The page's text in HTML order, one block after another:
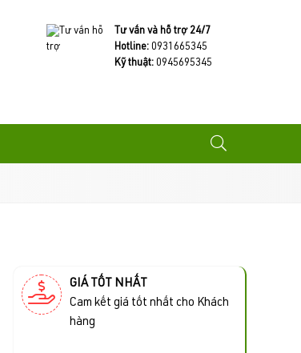
Tư vấn và hỗ trợ 24/7
Hotline:0931665345
Kỹ thuật: 0945695345
GIÁ TỐT NHẤT
Cam kết giá tốt nhất cho Khách
hàng